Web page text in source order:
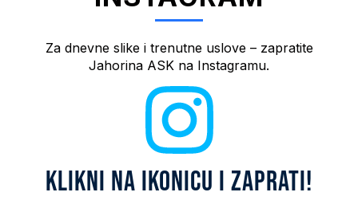
klikom na dugme
Za dnevne slike i trenutne uslove – zapratite
Jahorina ASK na Instagramu.
KLIKNI NA IKONICU I ZAPRATI!